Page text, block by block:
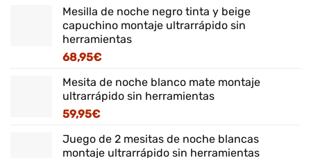
Mesilla de noche negro tinta y beige
capuchino montaje ultrarrápido sin
herramientas
68,95€
Mesita de noche blanco mate montaje
ultrarrápido sin herramientas
59,95€
Juego de 2 mesitas de noche blancas
montaje ultrarrápido sin herramientas